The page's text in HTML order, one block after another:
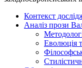
Контекст
Аналіз прози
Еволюція